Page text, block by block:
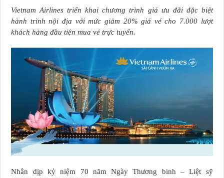
Vietnam Airlines triển khai chương trình giá ưu đãi đặc biệt
hành trình nội địa với mức giảm 20% giá vé cho 7.000 lượt
khách hàng đầu tiên mua vé trực tuyến.
Nhân dịp kỷ niệm 70 năm Ngày Thương binh – Liệt sỹ